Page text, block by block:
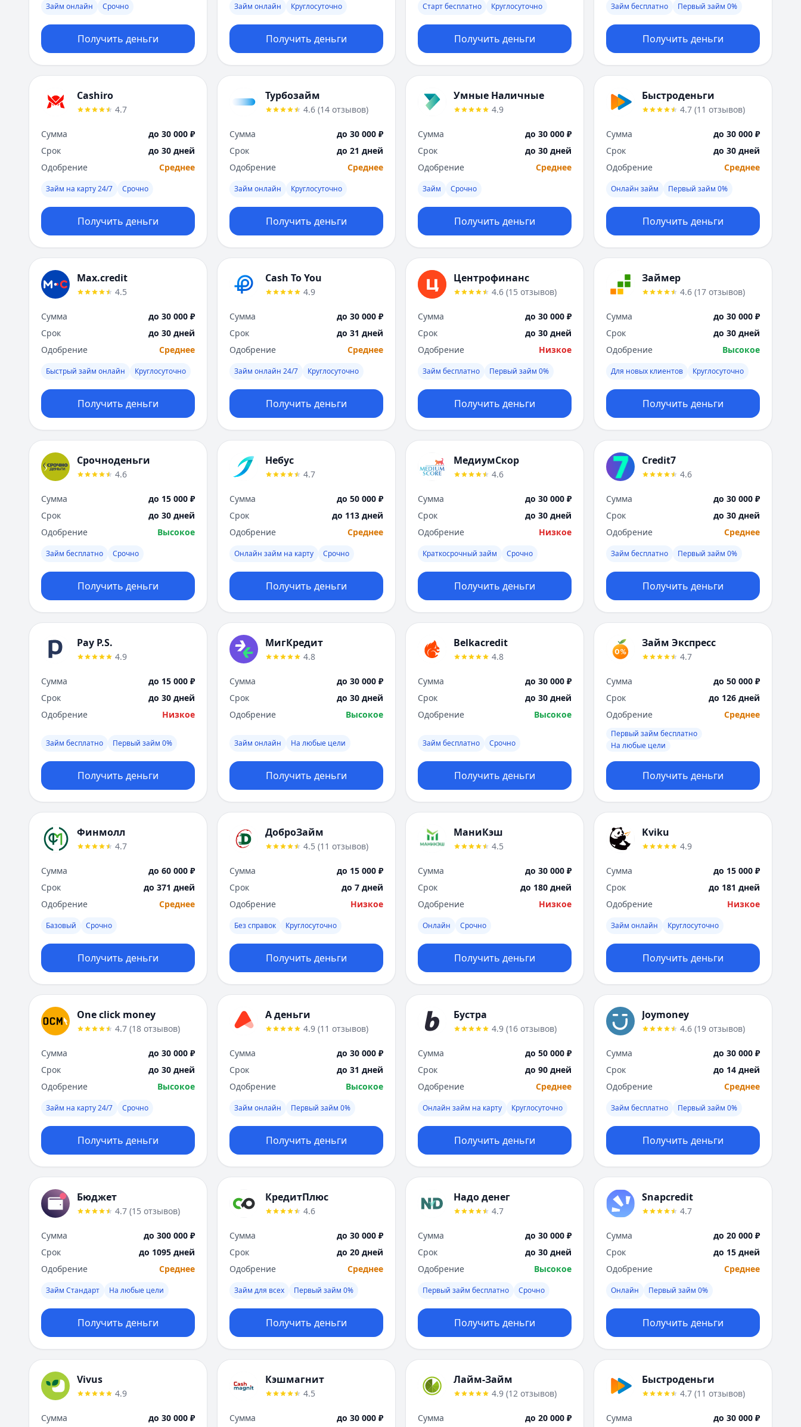
Р
Ростов-на-Дону
Рязань
С
Самара
Санкт-Петербург
Саратов
Севастополь
Томск
Тула
Тюмень
У
Ульяновск
Х
Хабаровск
Чебоксары
Челябинск
Ярославль
Вся Россия
Займ онлайн Срочно
Получить деньги
Займ онлайн Круглосуточно
Получить деньги
Старт бесплатно Круглосуточно
Получить деньги
Займ бесплатно Первый займ 0%
Получить деньги
Cashiro
4.7
Сумма
до 30 000 ₽
Срок
до 30 дней
Одобрение
Среднее
Займ на карту 24/7 Срочно
Получить деньги
Турбозайм
4.6 (14 отзывов)
Сумма
до 30 000 ₽
Срок
до 21 дней
Одобрение
Среднее
Займ онлайн Круглосуточно
Получить деньги
Умные Наличные
4.9
Сумма
до 30 000 ₽
Срок
до 30 дней
Одобрение
Среднее
Займ Срочно
Получить деньги
Быстроденьги
4.7 (11 отзывов)
Сумма
до 30 000 ₽
Срок
до 30 дней
Одобрение
Среднее
Онлайн займ Первый займ 0%
Получить деньги
Max.credit
4.5
Сумма
до 30 000 ₽
Срок
до 30 дней
Одобрение
Среднее
Быстрый займ онлайн Круглосуточно
Получить деньги
Cash To You
4.9
Сумма
до 30 000 ₽
Срок
до 31 дней
Одобрение
Среднее
Займ онлайн 24/7 Круглосуточно
Получить деньги
Центрофинанс
4.6 (15 отзывов)
Сумма
до 30 000 ₽
Срок
до 30 дней
Одобрение
Низкое
Займ бесплатно Первый займ 0%
Получить деньги
Займер
4.6 (17 отзывов)
Сумма
до 30 000 ₽
Срок
до 30 дней
Одобрение
Высокое
Для новых клиентов Круглосуточно
Получить деньги
Срочноденьги
4.6
Сумма
до 15 000 ₽
Срок
до 30 дней
Одобрение
Высокое
Займ бесплатно Срочно
Получить деньги
Небус
4.7
Сумма
до 50 000 ₽
Срок
до 113 дней
Одобрение
Среднее
Онлайн займ на карту Срочно
Получить деньги
МедиумСкор
4.6
Сумма
до 30 000 ₽
Срок
до 30 дней
Одобрение
Низкое
Краткосрочный займ Срочно
Получить деньги
Credit7
4.6
Сумма
до 30 000 ₽
Срок
до 30 дней
Одобрение
Среднее
Займ бесплатно Первый займ 0%
Получить деньги
Pay P.S.
4.9
Сумма
до 15 000 ₽
Срок
до 30 дней
Одобрение
Низкое
Займ бесплатно Первый займ 0%
Получить деньги
МигКредит
4.8
Сумма
до 30 000 ₽
Срок
до 30 дней
Одобрение
Высокое
Займ онлайн На любые цели
Получить деньги
Belkacredit
4.8
Сумма
до 30 000 ₽
Срок
до 30 дней
Одобрение
Высокое
Займ бесплатно Срочно
Получить деньги
Займ Экспресс
4.7
Сумма
до 50 000 ₽
Срок
до 126 дней
Одобрение
Среднее
Первый займ бесплатно
На любые цели
Получить деньги
Финмолл
4.7
Сумма
до 60 000 ₽
Срок
до 371 дней
Одобрение
Среднее
Базовый Срочно
Получить деньги
ДоброЗайм
4.5 (11 отзывов)
Сумма
до 15 000 ₽
Срок
до 7 дней
Одобрение
Низкое
Без справок Круглосуточно
Получить деньги
МаниКэш
4.5
Сумма
до 30 000 ₽
Срок
до 180 дней
Одобрение
Низкое
Онлайн Срочно
Получить деньги
Kviku
4.9
Сумма
до 15 000 ₽
Срок
до 181 дней
Одобрение
Низкое
Займ онлайн Круглосуточно
Получить деньги
One click money
4.7 (18 отзывов)
Сумма
до 30 000 ₽
Срок
до 30 дней
Одобрение
Высокое
Займ на карту 24/7 Срочно
Получить деньги
А деньги
4.9 (11 отзывов)
Сумма
до 30 000 ₽
Срок
до 31 дней
Одобрение
Высокое
Займ онлайн Первый займ 0%
Получить деньги
Бустра
4.9 (16 отзывов)
Сумма
до 50 000 ₽
Срок
до 90 дней
Одобрение
Среднее
Онлайн займ на карту Круглосуточно
Получить деньги
Joymoney
4.6 (19 отзывов)
Сумма
до 30 000 ₽
Срок
до 14 дней
Одобрение
Среднее
Займ бесплатно Первый займ 0%
Получить деньги
Бюджет
4.7 (15 отзывов)
Сумма
до 300 000 ₽
Срок
до 1095 дней
Одобрение
Среднее
Займ Стандарт На любые цели
Получить деньги
КредитПлюс
4.6
Сумма
до 30 000 ₽
Срок
до 20 дней
Одобрение
Среднее
Займ для всех Первый займ 0%
Получить деньги
Надо денег
4.7
Сумма
до 30 000 ₽
Срок
до 30 дней
Одобрение
Высокое
Первый займ бесплатно Срочно
Получить деньги
Snapcredit
4.7
Сумма
до 20 000 ₽
Срок
до 15 дней
Одобрение
Среднее
Онлайн Первый займ 0%
Получить деньги
Vivus
4.9
Сумма до 30 000 ₽
Кэшмагнит
4.5
Сумма до 30 000 ₽
Лайм-Займ
4.9 (12 отзывов)
Сумма до 20 000 ₽
Быстроденьги
4.7 (11 отзывов)
Сумма до 30 000 ₽